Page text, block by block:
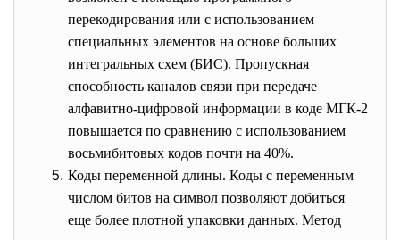
перекодирования или с использованием
специальных элементов на основе больших
интегральных схем (БИС). Пропускная
способность каналов связи при передаче
алфавитно-цифровой информации в коде МГК-2
повышается по сравнению с использованием
восьмибитовых кодов почти на 40%.
Коды переменной длины. Коды с переменным
числом битов на символ позволяют добиться
еще более плотной упаковки данных. Метод